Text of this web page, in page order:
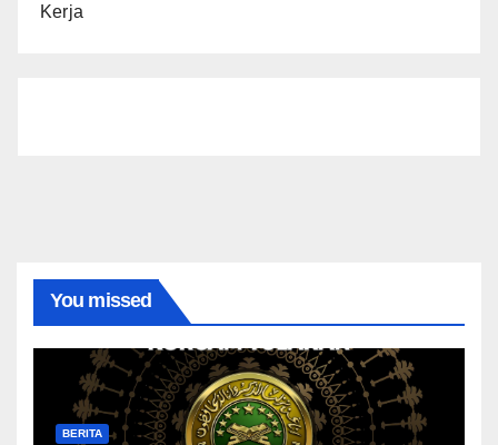
Kerja
You missed
BERITA